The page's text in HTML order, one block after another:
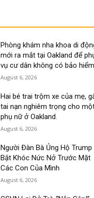
Phòng khám nha khoa di
mới ra mắt tại Oakland để
vụ cư dân không có bảo hiểm
August 6, 2026
Hai bé trai trộm xe của mẹ,
tai nạn nghiêm trọng cho
phụ nữ ở Oakland.
August 6, 2026
Người Đàn Bà Ủng Hộ Trump
Bật Khóc Nức Nở Trước Mặt
Các Con Của Mình
August 6, 2026